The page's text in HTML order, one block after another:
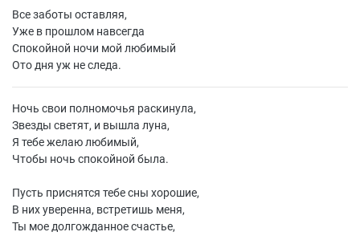
Все заботы оставляя,
Уже в прошлом навсегда
Спокойной ночи мой любимый
Ото дня уж не следа.
Ночь свои полномочья раскинула,
Звезды светят, и вышла луна,
Я тебе желаю любимый,
Чтобы ночь спокойной была.
Пусть приснятся тебе сны хорошие,
В них уверенна, встретишь меня,
Ты мое долгожданное счастье,